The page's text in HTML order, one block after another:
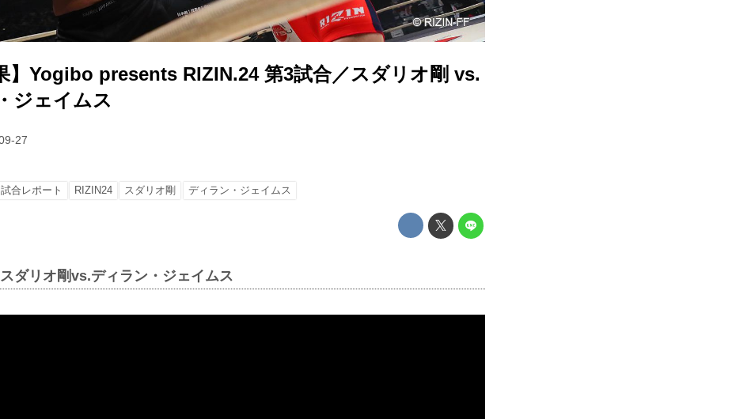
】Yogibo presents RIZIN.24 第3試合／スダリオ剛 vs.
ジェイムス
27
試合レポート RIZIN24 スダリオ剛 ディラン・ジェイムス
ダリオ剛vs.ディラン・ジェイムス